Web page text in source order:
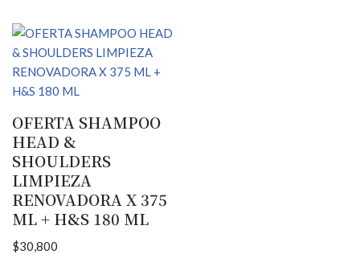
OFERTA SHAMPOO
HEAD &
SHOULDERS
LIMPIEZA
RENOVADORA X 375
ML + H&S 180 ML
$30,800